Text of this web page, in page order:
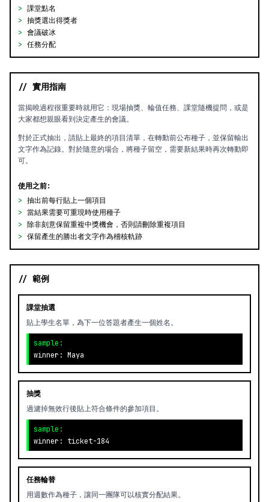
> 課堂點名
> 抽獎選出得獎者
> 會議破冰
> 任務分配
// 實用指南
當揭曉過程很重要時就用它：現場抽獎、輪值任務、課堂隨機提問，或是
大家都想親眼看到決定產生的會議。
對於正式抽出，請貼上最終的項目清單，在轉動前公布種子，並保留輸出
文字作為記錄。對於隨意的場合，將種子留空，需要新結果時再次轉動即
可。
使用之前:
> 抽出前每行貼上一個項目
> 當結果需要可重現時使用種子
> 除非刻意保留重複中獎機會，否則請刪除重複項目
> 保留產生的勝出者文字作為稽核軌跡
// 範例
課堂抽選
貼上學生名單，為下一位答題者產生一個姓名。
sample:
winner: Maya
抽獎
過濾掉無效行後貼上符合條件的參加項目。
sample:
winner: ticket-184
任務輪替
用週數作為種子，讓同一團隊可以核實分配結果。